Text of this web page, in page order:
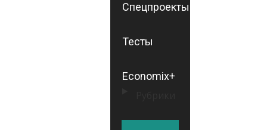
Спецпроекты
Тесты
Economix+